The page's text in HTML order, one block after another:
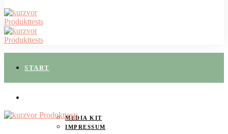
START
MEDIA KIT
IMPRESSUM